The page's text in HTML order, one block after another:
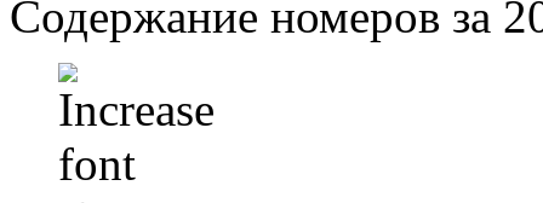
Содержание номеров за